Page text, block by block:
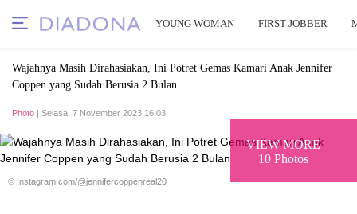
YOUNG WOMAN FIRST JOBBER
Wajahnya Masih Dirahasiakan, Ini Potret Gemas Kamari Anak Jennifer
Coppen yang Sudah Berusia 2 Bulan
Photo | Selasa, 7 November 2023 16:03
VIEW MORE
10 Photos
© Instagram.com/@jennifercoppenreal20